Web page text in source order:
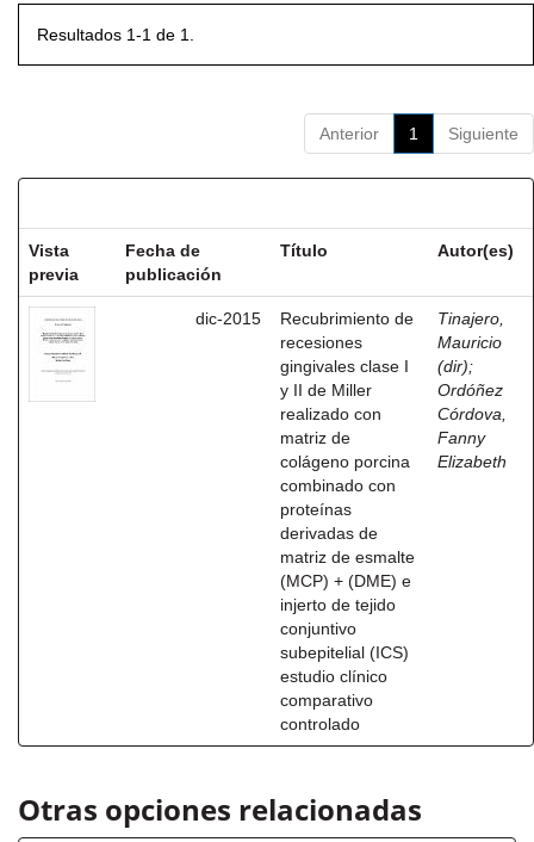
Resultados 1-1 de 1.
Anterior 1 Siguiente
Vista
previa
Fecha de
publicación
Título Autor(es)
dic-2015
Recubrimiento de
recesiones
gingivales clase I
y II de Miller
realizado con
matriz de
colágeno porcina
combinado con
proteínas
derivadas de
matriz de esmalte
(MCP) + (DME) e
injerto de tejido
conjuntivo
subepitelial (ICS)
estudio clínico
comparativo
controlado
Tinajero,
Mauricio
(dir);
Ordóñez
Córdova,
Fanny
Elizabeth
Otras opciones relacionadas